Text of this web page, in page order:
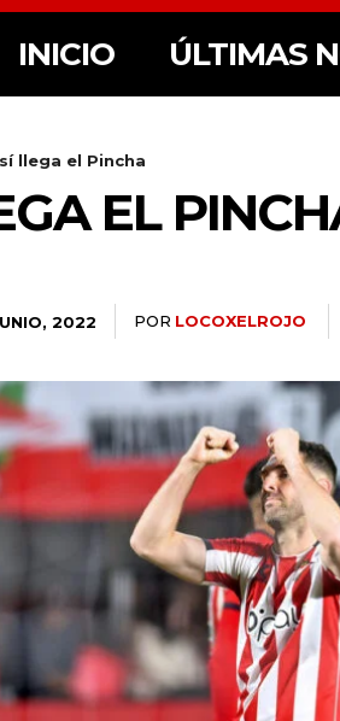
INICIO ÚLTIMAS
llega el Pincha
EL
2022 POR LOCOXELROJO